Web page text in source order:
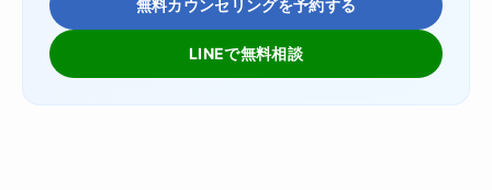
無料カウンセリングを予約する
LINEで無料相談